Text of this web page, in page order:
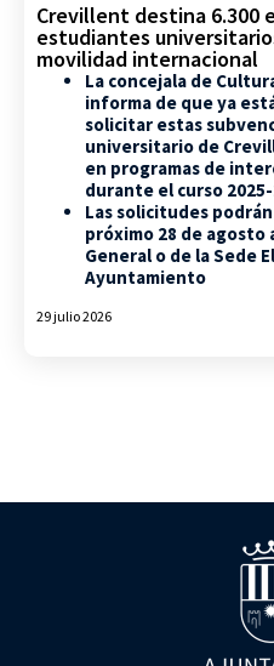
Crevillent destina 6.300
estudiantes
movilidad internacional
La concejala de
informa de que ya
solicitar estas
universitario de
en programas de
durante el curso
Las solicitudes
próximo 28 de
General o de la Sede
Ayuntamiento
29 julio 2026